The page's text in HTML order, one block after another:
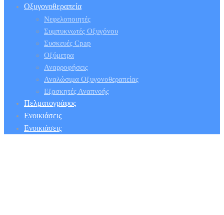
Οξυγονοθεραπεία
Νεφελοποιητές
Συμπυκνωτές Οξυγόνου
Συσκευές Cpap
Οξύμετρα
Αναρροφήσεις
Αναλώσιμα Οξυγονοθεραπείας
Εξασκητές Αναπνοής
Πελματογράφος
Ενοικιάσεις
Ενοικιάσεις